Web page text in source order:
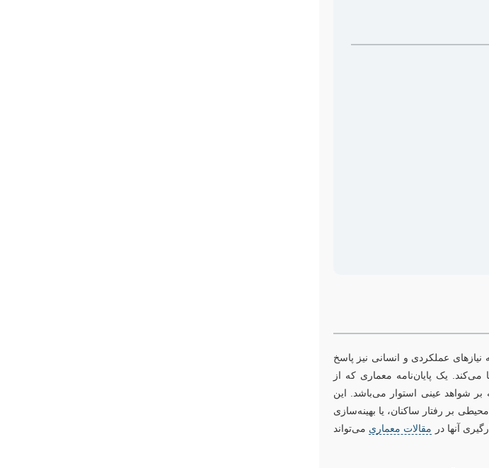
عملکردی و انسانی نیز پاسخ
یک پایان‌نامه معماری که از
شواهد عینی استوار می‌باشد. این
بر رفتار ساکنان، یا بهینه‌سازی
آنها در مقالات معماری می‌تواند